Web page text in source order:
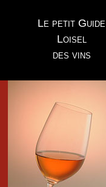
Le petit Guide
Loisel
des vins